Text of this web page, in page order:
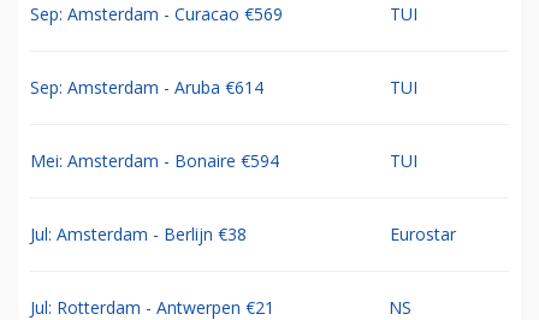
Sep: Amsterdam - Curacao €569 TUI
Sep: Amsterdam - Aruba €614 TUI
Mei: Amsterdam - Bonaire €594 TUI
Jul: Amsterdam - Berlijn €38 Eurostar
Jul: Rotterdam - Antwerpen €21 NS